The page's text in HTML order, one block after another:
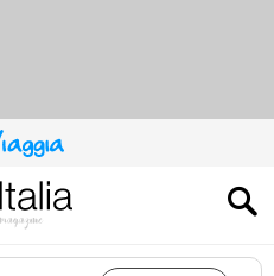
QUESTO
SITO
CONTRIBUISCE
ALL’AUDIENCE
DI